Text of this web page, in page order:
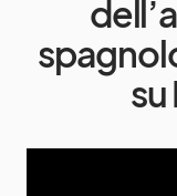
su